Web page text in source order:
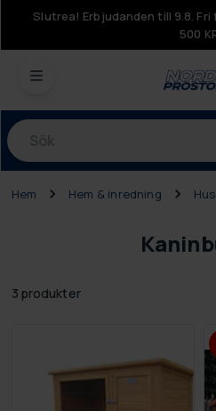
Slutrea! Erbjudanden till 9.8.
500
Produkter
Hem Hem & inredning
3 produkter